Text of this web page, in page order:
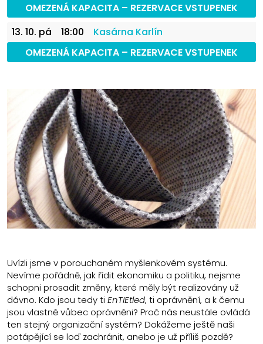
OMEZENÁ KAPACITA – REZERVACE VSTUPENEK
13. 10. pá
18:00
Kasárna Karlín
OMEZENÁ KAPACITA – REZERVACE VSTUPENEK
Uvízli jsme v porouchaném myšlenkovém systému.
Nevíme pořádně, jak řídit ekonomiku a politiku, nejsme
schopni prosadit změny, které měly být realizovány už
dávno. Kdo jsou tedy ti EnTIEtled, ti oprávnění, a k čemu
jsou vlastně vůbec oprávněni? Proč nás neustále ovládá
ten stejný organizační systém? Dokážeme ještě naši
potápějící se loď zachránit, anebo je už příliš pozdě?